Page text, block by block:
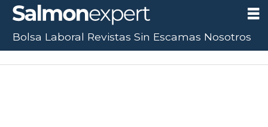
Bolsa Laboral Revistas Sin Escamas Nosotros